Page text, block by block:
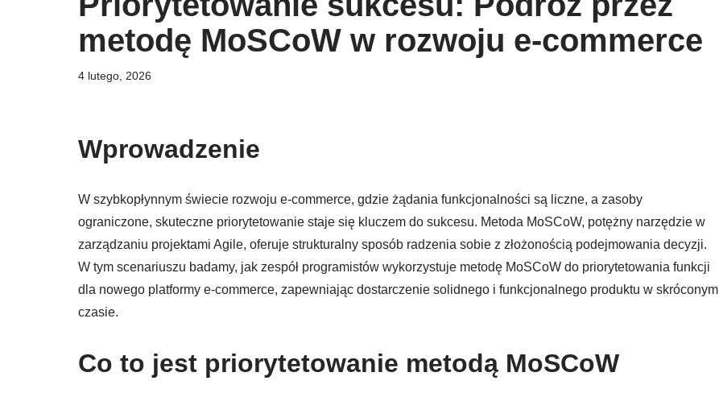
metodę MoSCoW w rozwoju e-commerce
4 lutego, 2026
Wprowadzenie
W szybkopłynnym świecie rozwoju e-commerce, gdzie żądania funkcjonalności są liczne, a zasoby
ograniczone, skuteczne priorytetowanie staje się kluczem do sukcesu. Metoda MoSCoW, potężny narzędzie w
zarządzaniu projektami Agile, oferuje strukturalny sposób radzenia sobie z złożonością podejmowania decyzji.
W tym scenariuszu badamy, jak zespół programistów wykorzystuje metodę MoSCoW do priorytetowania funkcji
dla nowego platformy e-commerce, zapewniając dostarczenie solidnego i funkcjonalnego produktu w skróconym
czasie.
Co to jest priorytetowanie metodą MoSCoW